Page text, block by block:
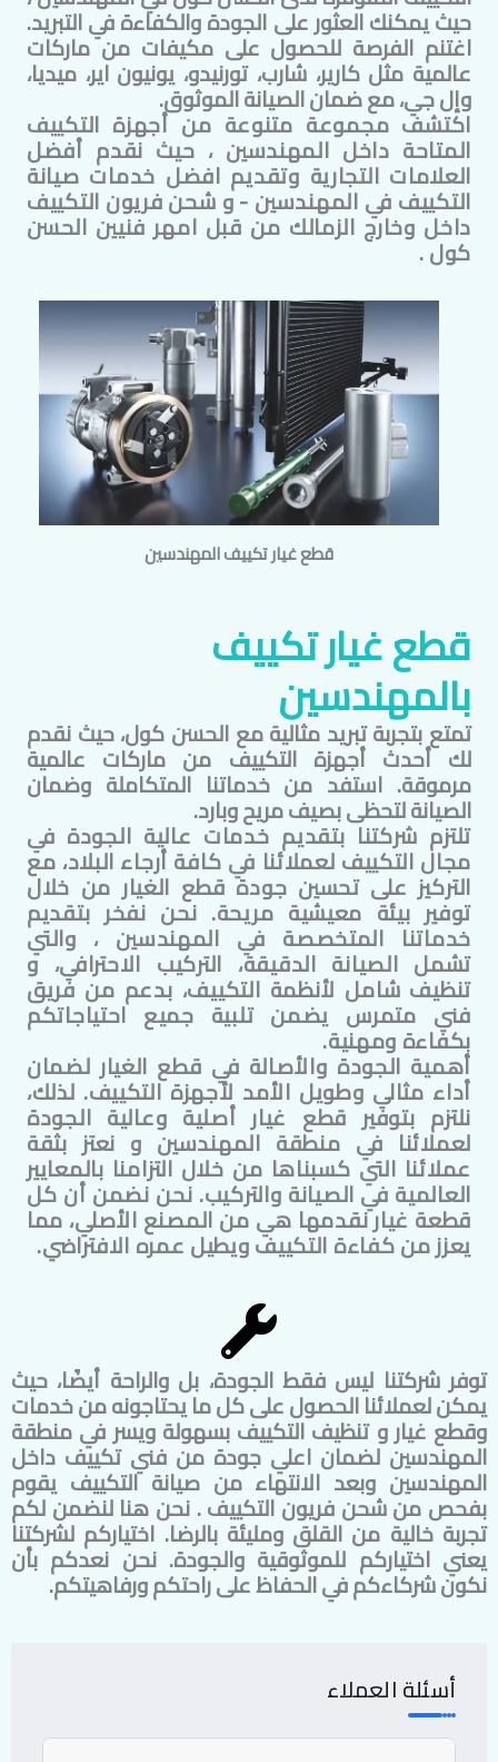
حيث يمكنك العثور على الجودة والكفاءة في التبريد.
اغتنم الفرصة للحصول على مكيفات من ماركات
عالمية مثل كارير، شارب، تورنيدو، يونيون اير، ميديا،
وإل جي، مع ضمان الصيانة الموثوق.
اكتشف مجموعة متنوعة من أجهزة التكييف
المتاحة داخلالمهندسين ، حيث نقدم أفضل
العلامات التجارية وتقديم افضل خدمات صيانة
التكييف فيالمهندسين- و شحن فريون التكييف
داخل وخارج الزمالك من قبل امهر فنيين الحسن
كول .
قطع غيار تكييفالمهندسين
قطع غيار تكييف
بالمهندسين
تمتع بتجربة تبريد مثالية مع الحسن كول، حيث نقدم
لك أحدث أجهزة التكييف من ماركات عالمية
مرموقة. استفد من خدماتنا المتكاملة وضمان
الصيانة لتحظى بصيف مريح وبارد.
تلتزم شركتنا بتقديم خدمات عالية الجودة في
مجال التكييف لعملائنا في كافة أرجاء البلاد، مع
التركيز على تحسين جودة قطع الغيار من خلال
توفير بيئة معيشية مريحة. نحن نفخر بتقديم
خدماتنا المتخصصة في المهندسين ، والتي
تشمل الصيانة الدقيقة، التركيب الاحترافي، و
تنظيف شامل لأنظمة التكييف، بدعم من فريق
فني متمرس يضمن تلبية جميع احتياجاتكم
بكفاءة ومهنية.
أهمية الجودة والأصالة في قطع الغيار لضمان
أداء مثالي وطويل الأمد لأجهزة التكييف. لذلك،
نلتزم بتوفير قطع غيار أصلية وعالية الجودة
لعملائنا في منطقةالمهندسينو نعتز بثقة
عملائنا التي كسبناها من خلال التزامنا بالمعايير
العالمية في الصيانة والتركيب. نحن نضمن أن كل
قطعة غيار نقدمها هي من المصنع الأصلي، مما
يعزز من كفاءة التكييف ويطيل عمره الافتراضي.
توفر شركتنا ليس فقط الجودة، بل والراحة أيضًا، حيث
يمكن لعملائنا الحصول على كل ما يحتاجونه من خدمات
وقطع غيار و تنظيف التكييف بسهولة ويسر في منطقة
المهندسينلضمان اعلي جودة من فني تكييف داخل
المهندسين وبعد الانتهاء من صيانة التكييف يقوم
بفحص من شحن فريون التكييف . نحن هنا لنضمن لكم
تجربة خالية من القلق ومليئة بالرضا. اختياركم لشركتنا
يعني اختياركم للموثوقية والجودة. نحن نعدكم بأن
نكون شركاءكم في الحفاظ على راحتكم ورفاهيتكم.
أسئلة العملاء